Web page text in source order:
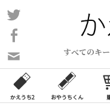
コ
ン
ン
ツ
ス
すべてのキ
い
合
わ
かえうち2 おやうちくん